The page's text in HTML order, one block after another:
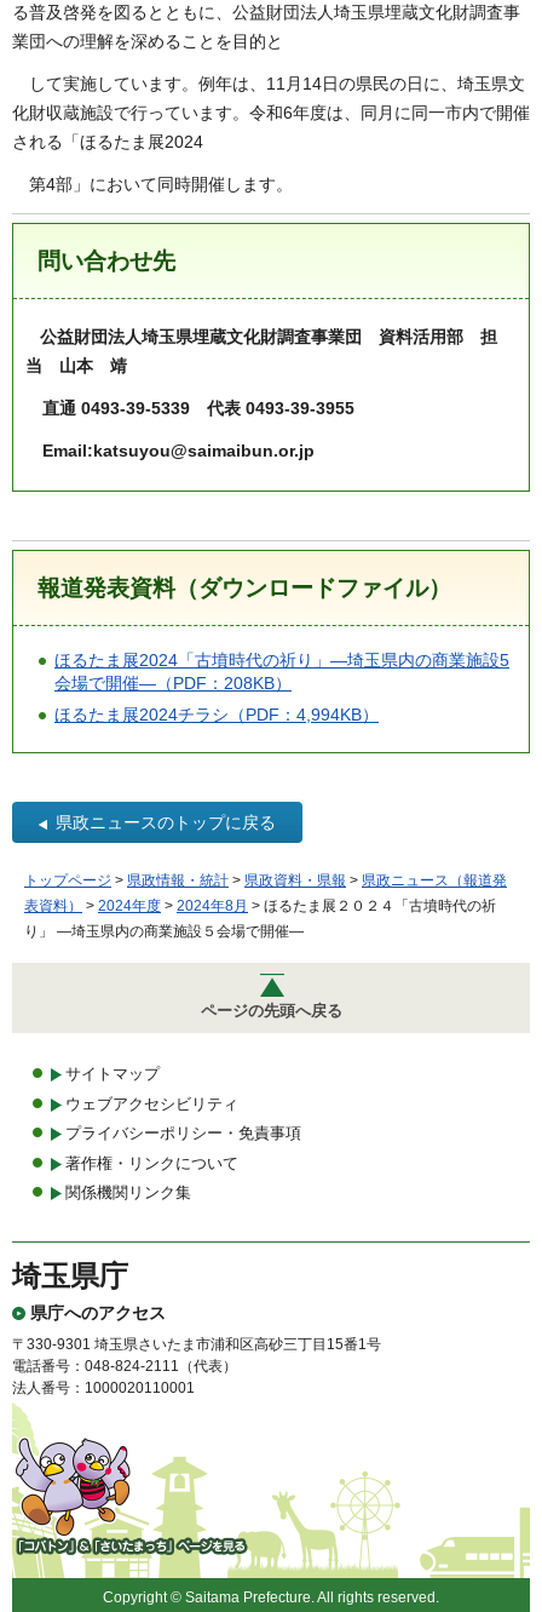
る普及啓発を図るとともに、公益財団法人埼玉県埋蔵文化財調査事
業団への理解を深めることを目的と
して実施しています。例年は、11月14日の県民の日に、埼玉県文
化財収蔵施設で行っています。令和6年度は、同月に同一市内で開催
される「ほるたま展2024
第4部」において同時開催します。
問い合わせ先
公益財団法人埼玉県埋蔵文化財調査事業団 資料活用部 担
当 山本 靖
直通 0493-39-5339 代表 0493-39-3955
Email:katsuyou@saimaibun.or.jp
報道発表資料（ダウンロードファイル）
ほるたま展2024「古墳時代の祈り」―埼玉県内の商業施設5
会場で開催―（PDF：208KB）
ほるたま展2024チラシ（PDF：4,994KB）
県政ニュースのトップに戻る
トップページ > 県政情報・統計 > 県政資料・県報 > 県政ニュース（報道発
表資料）
> 2024年度 > 2024年8月 > ほるたま展２０２４「古墳時代の祈
り」 ―埼玉県内の商業施設５会場で開催―
ページの先頭へ戻る
サイトマップ
ウェブアクセシビリティ
プライバシーポリシー・免責事項
著作権・リンクについて
関係機関リンク集
埼玉県庁
県庁へのアクセス
〒330-9301 埼玉県さいたま市浦和区高砂三丁目15番1号
電話番号：048-824-2111（代表）
法人番号：1000020110001
「コバトン」&「さいたまっ
ち」
Copyright © Saitama Prefecture. All rights reserved.